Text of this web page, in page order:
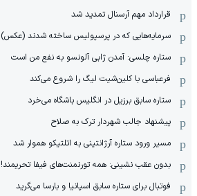
قرارداد مهم آرسنال تمدید شد
سرمایه‌هایی که در پرسپولیس ساخته شدند (عکس)
ستاره چلسی: آمدن ژابی آلونسو به نفع من است
فرعباسی با کلین‌شیت لیگ را شروع می‌کند
ستاره سابق برزیل در انگلیس باشگاه می‌خرد
پیشنهاد جالب شهردار ترک به صلاح
مسیر ورود ستاره آرژانتینی به اتلتیکو هموار شد
بدون عقب نشینی: همه تورنمنت‌های فیفا تحریمند!
فوتبال برای ستاره سابق اسپانیا و بارسا می‌گرید